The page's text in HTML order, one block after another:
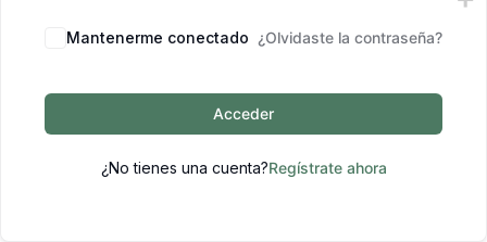
Mantenerme conectado ¿Olvidaste la contraseña?
Acceder
¿No tienes una cuenta?Regístrate ahora